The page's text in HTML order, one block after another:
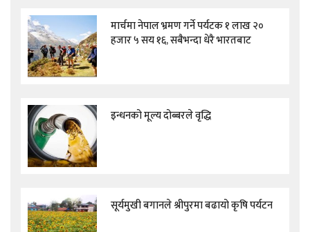
मार्चमा नेपाल भ्रमण गर्ने पर्यटक १ लाख २०
हजार ५ सय १६, सबैभन्दा धेरै भारतबाट
इन्धनको मूल्य दोब्बरले वृद्धि
सूर्यमुखी बगानले श्रीपुरमा बढायो कृषि पर्यटन